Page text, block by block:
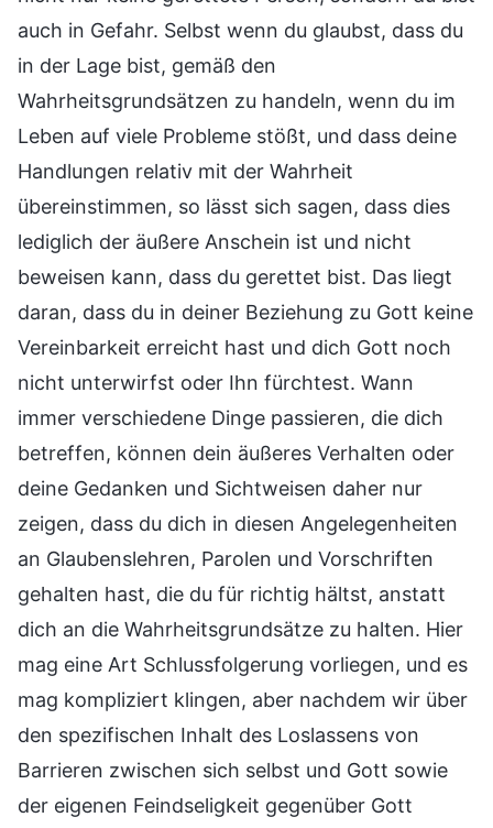
auch in Gefahr. Selbst wenn du glaubst, dass du
in der Lage bist, gemäß den
Wahrheitsgrundsätzen zu handeln, wenn du im
Leben auf viele Probleme stößt, und dass deine
Handlungen relativ mit der Wahrheit
übereinstimmen, so lässt sich sagen, dass dies
lediglich der äußere Anschein ist und nicht
beweisen kann, dass du gerettet bist. Das liegt
daran, dass du in deiner Beziehung zu Gott keine
Vereinbarkeit erreicht hast und dich Gott noch
nicht unterwirfst oder Ihn fürchtest. Wann
immer verschiedene Dinge passieren, die dich
betreffen, können dein äußeres Verhalten oder
deine Gedanken und Sichtweisen daher nur
zeigen, dass du dich in diesen Angelegenheiten
an Glaubenslehren, Parolen und Vorschriften
gehalten hast, die du für richtig hältst, anstatt
dich an die Wahrheitsgrundsätze zu halten. Hier
mag eine Art Schlussfolgerung vorliegen, und es
mag kompliziert klingen, aber nachdem wir über
den spezifischen Inhalt des Loslassens von
Barrieren zwischen sich selbst und Gott sowie
der eigenen Feindseligkeit gegenüber Gott